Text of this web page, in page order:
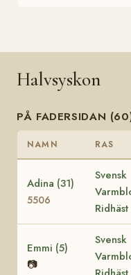
Halvsyskon
PÅ FADERSIDAN
NAMN RAS
Adina (31)
5506
Svensk
Ridhäst
Emmi (5)
📷
Svensk